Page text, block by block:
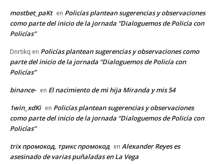
mostbet_paKt en Policías plantean sugerencias y observaciones
como parte del inicio de la jornada “Dialoguemos de Policía con
Policías”
Dnrtikq en Policías plantean sugerencias y observaciones como
parte del inicio de la jornada “Dialoguemos de Policía con
Policías”
binance- en El nacimiento de mi hija Miranda y mis 54
1win_xdKi en Policías plantean sugerencias y observaciones
como parte del inicio de la jornada “Dialoguemos de Policía con
Policías”
trix промокод, трикс промокод en Alexander Reyes es
asesinado de varias puñaladas en La Vega